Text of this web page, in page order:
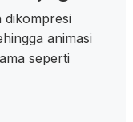
dikompresi
animasi
seperti